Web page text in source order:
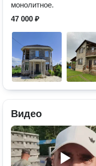
монолитное.
47 000 ₽
Видео